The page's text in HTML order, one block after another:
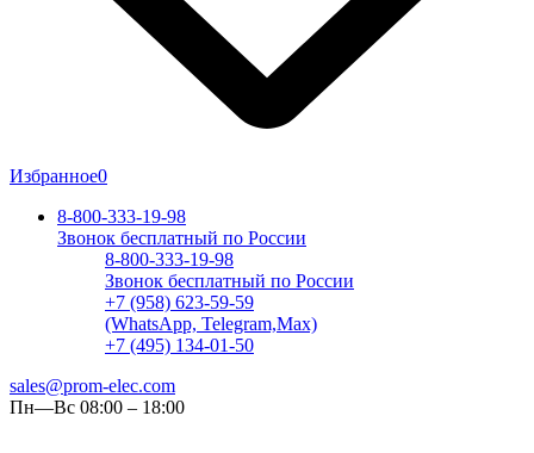
Избранное0
8-800-333-19-98
Звонок бесплатный по России
8-800-333-19-98
Звонок бесплатный по России
+7 (958) 623-59-59
(WhatsApp, Telegram,Max)
+7 (495) 134-01-50
sales@prom-elec.com
Пн—Вс 08:00 – 18:00